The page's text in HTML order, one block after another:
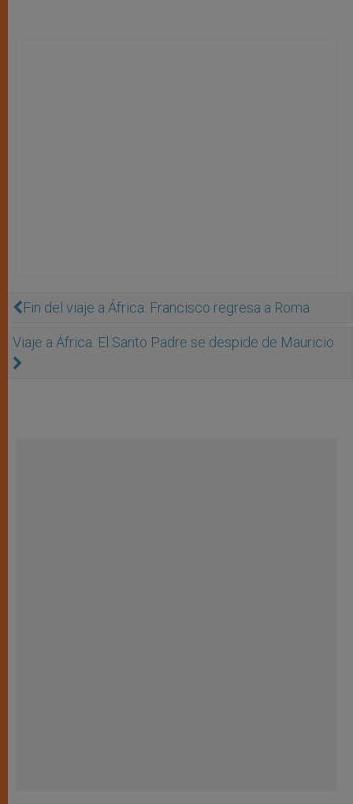
Fin del viaje a África: Francisco regresa a Roma
Viaje a África: El Santo Padre se despide de Mauricio